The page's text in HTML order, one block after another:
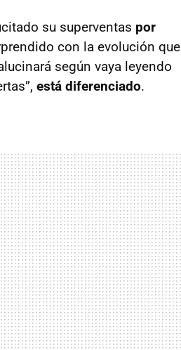
su superventas por
con la evolución que
según vaya leyendo
está diferenciado.